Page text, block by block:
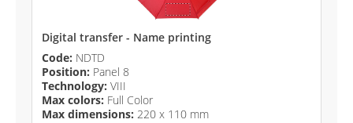
Digital transfer - Name printing
Code: NDTD
Position: Panel 8
Technology: VIII
Max colors: Full Color
Max dimensions: 220 x 110 mm